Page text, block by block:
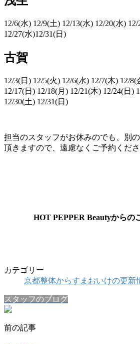
12/6(水) 12/9(土) 12/13(水) 12/20(水)
12/27(水)12/31(日)
古賀
12/3(日) 12/5(火) 12/6(水) 12/7(木) 12/
12/17(日) 12/18(月) 12/21(木) 12/24(日)
12/30(土) 12/31(日)
担当のスタッフがお休みのでも、別
頂きますので、遠慮なくご予約くださ
HOT PEPPER Beautyからの
カテゴリー
京都整体からすまおいけの更新
スタッフのブログ
前の記事